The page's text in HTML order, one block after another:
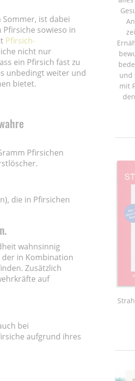
ist dabei
sowieso in
Pfirsich-
nicht nur
ein Pfirsich fast zu
unbedingt weiter und
bietet.
Pfirsichen
die in Pfirsichen
wahnsinnig
der in Kombination
Zusätzlich
auf
bei
aufgrund ihres
und
mit